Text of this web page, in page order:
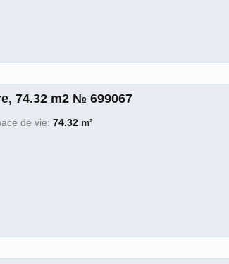
74.32 m2 № 699067
de vie: 74.32 m²